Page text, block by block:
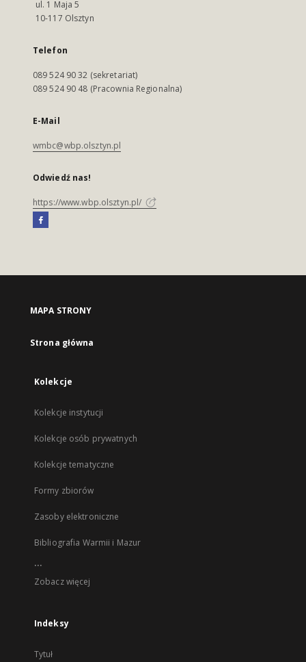
ul. 1 Maja 5
10-117 Olsztyn
Telefon
089 524 90 32 (sekretariat)
089 524 90 48 (Pracownia Regionalna)
E-Mail
wmbc@wbp.olsztyn.pl
Odwiedź nas!
https://www.wbp.olsztyn.pl/
MAPA STRONY
Strona główna
Kolekcje
Kolekcje instytucji
Kolekcje osób prywatnych
Kolekcje tematyczne
Formy zbiorów
Zasoby elektroniczne
Bibliografia Warmii i Mazur
...
Zobacz więcej
Indeksy
Tytuł